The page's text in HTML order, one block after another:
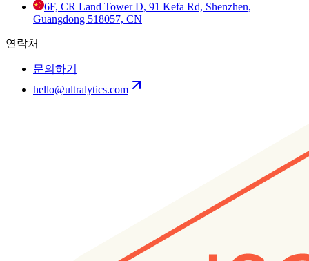
6F, CR Land Tower D, 91 Kefa Rd, Shenzhen,
Guangdong 518057, CN
연락처
문의하기
hello@ultralytics.com